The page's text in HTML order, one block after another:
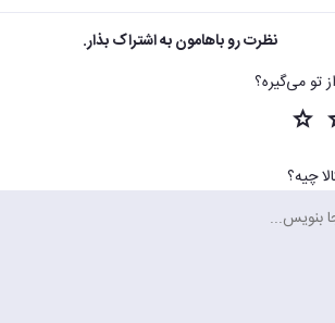
نظرت رو باهامون به اشتراک بذار.
تو می‌گیره؟
چیه؟